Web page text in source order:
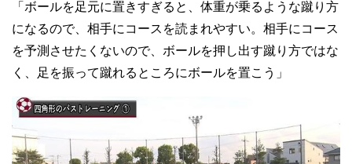
「ボールを足元に置きすぎると、体重が乗るような蹴り方
になるので、相手にコースを読まれやすい。相手にコース
を予測させたくないので、ボールを押し出す蹴り方ではな
く、足を振って蹴れるところにボールを置こう」